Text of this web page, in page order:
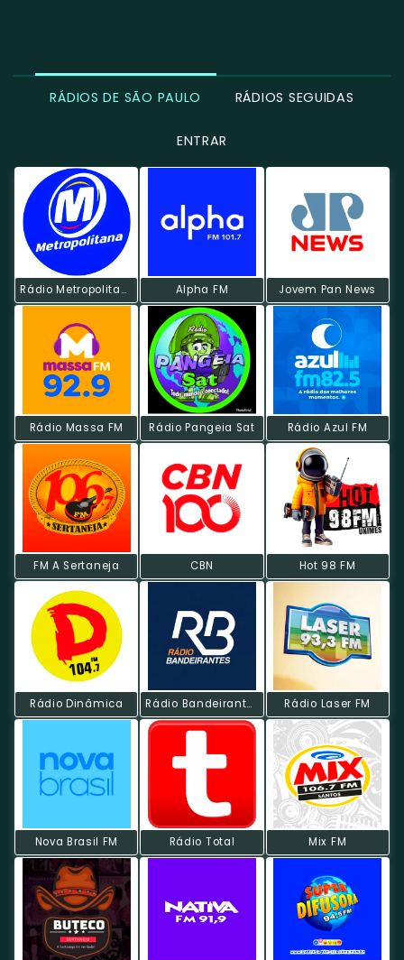
RÁDIOS DE SÃO PAULO RÁDIOS SEGUIDAS
ENTRAR
Rádio Metropolitana POP Alpha FM Jovem Pan News
Rádio Massa FM Rádio Pangeia Sat Rádio Azul FM
FM A Sertaneja CBN Hot 98 FM
Rádio Dinâmica Rádio Bandeirantes FM Rádio Laser FM
Nova Brasil FM Rádio Total Mix FM